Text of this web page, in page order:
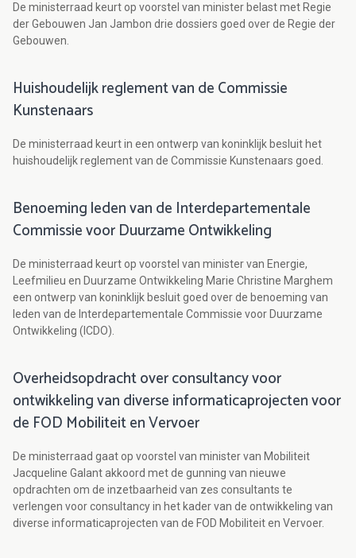
De ministerraad keurt op voorstel van minister belast met Regie
der Gebouwen Jan Jambon drie dossiers goed over de Regie der
Gebouwen.
Huishoudelijk reglement van de Commissie
Kunstenaars
De ministerraad keurt in een ontwerp van koninklijk besluit het
huishoudelijk reglement van de Commissie Kunstenaars goed.
Benoeming leden van de Interdepartementale
Commissie voor Duurzame Ontwikkeling
De ministerraad keurt op voorstel van minister van Energie,
Leefmilieu en Duurzame Ontwikkeling Marie Christine Marghem
een ontwerp van koninklijk besluit goed over de benoeming van
leden van de Interdepartementale Commissie voor Duurzame
Ontwikkeling (ICDO).
Overheidsopdracht over consultancy voor
ontwikkeling van diverse informaticaprojecten voor
de FOD Mobiliteit en Vervoer
De ministerraad gaat op voorstel van minister van Mobiliteit
Jacqueline Galant akkoord met de gunning van nieuwe
opdrachten om de inzetbaarheid van zes consultants te
verlengen voor consultancy in het kader van de ontwikkeling van
diverse informaticaprojecten van de FOD Mobiliteit en Vervoer.